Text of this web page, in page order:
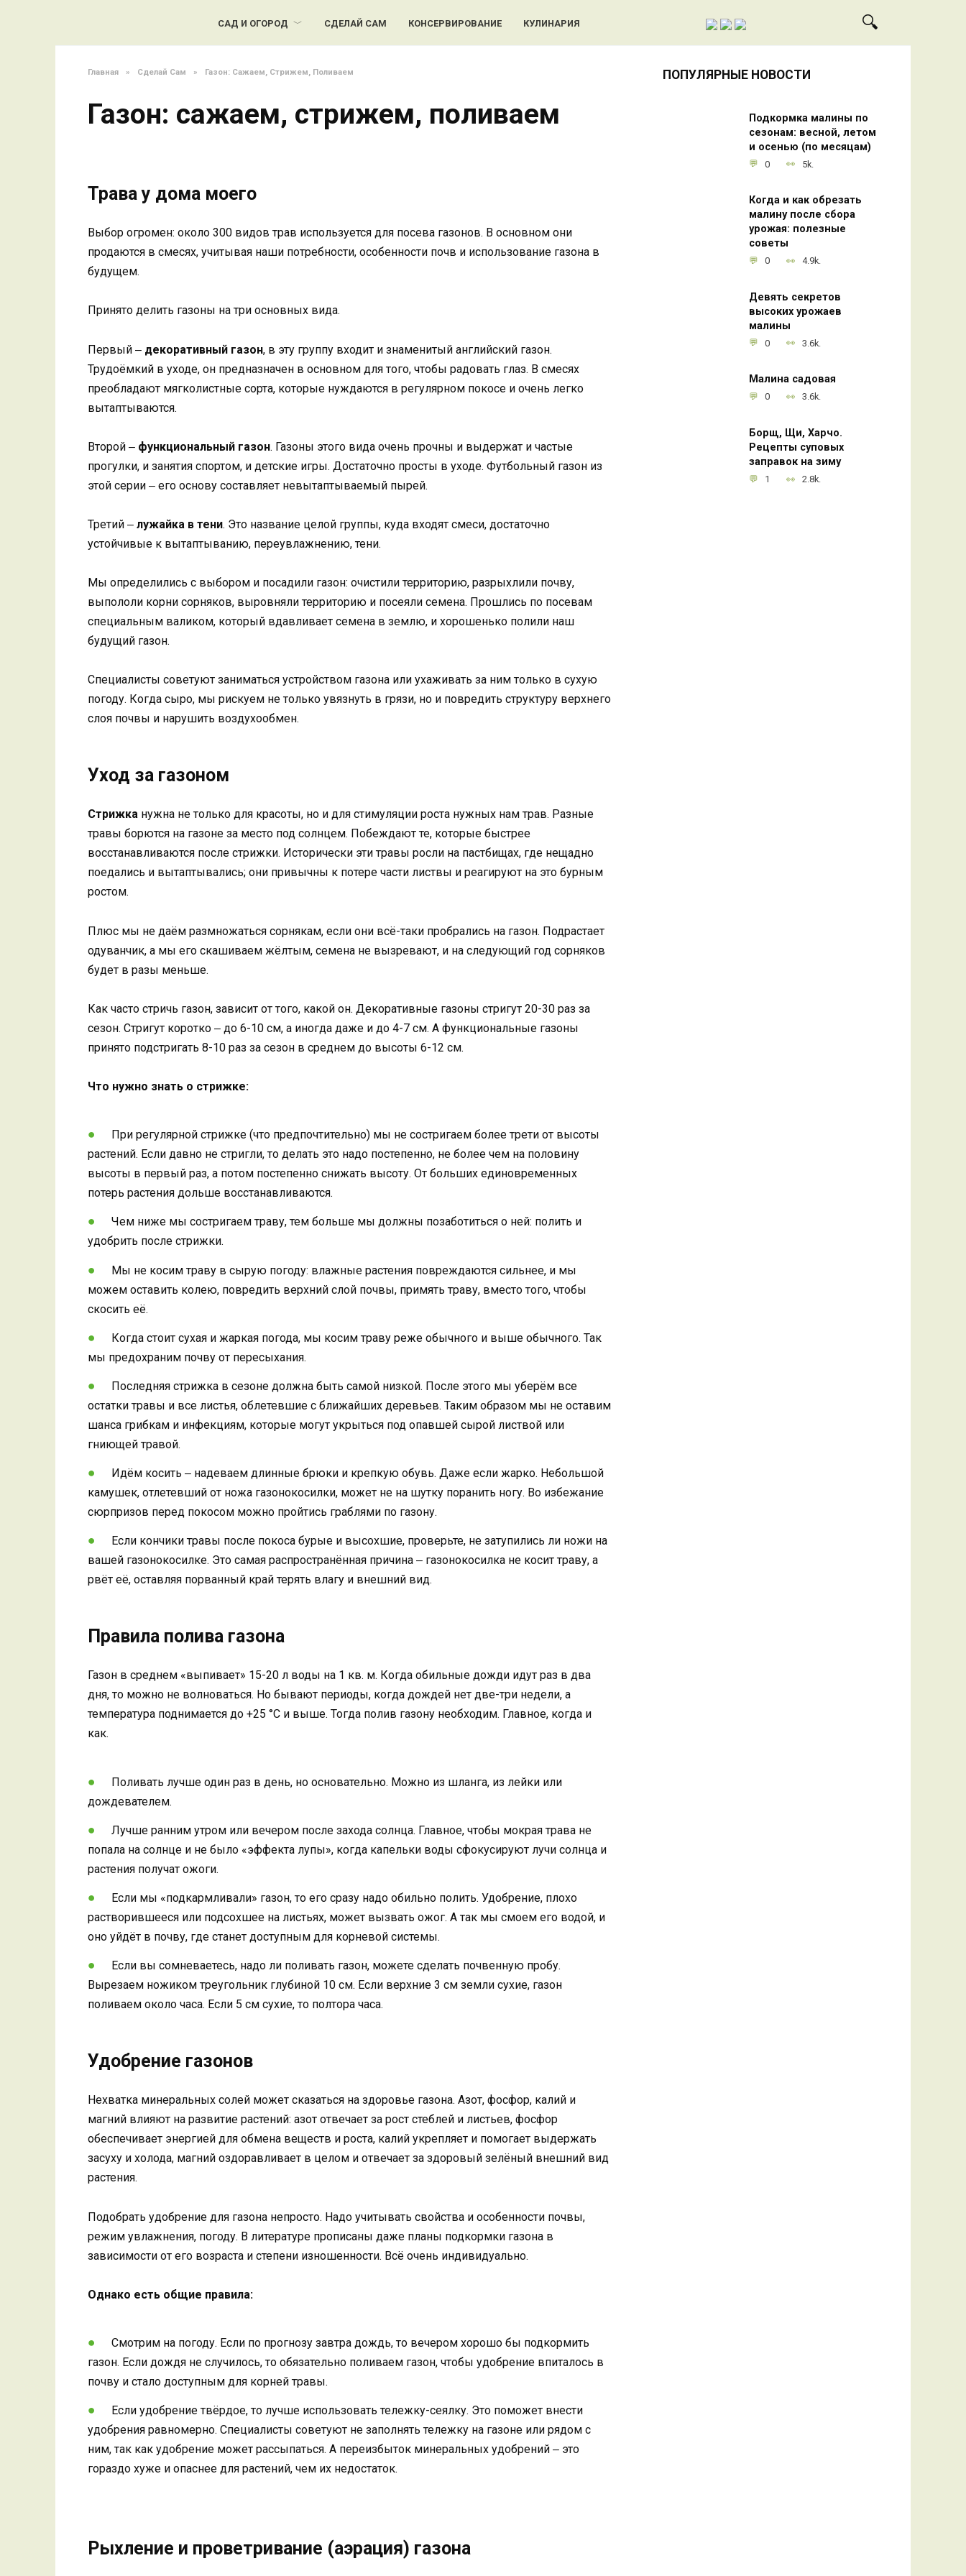
САД И ОГОРОД СДЕЛАЙ САМ КОНСЕРВИРОВАНИЕ КУЛИНАРИЯ
Главная » Сделай Сам » Газон: Сажаем, Стрижем, Поливаем
Газон: сажаем, стрижем, поливаем
Трава у дома моего
Выбор огромен: около 300 видов трав используется для посева газонов. В основном они
продаются в смесях, учитывая наши потребности, особенности почв и использование газона в
будущем.
Принято делить газоны на три основных вида.
Первый ‒ декоративный газон, в эту группу входит и знаменитый английский газон.
Трудоёмкий в уходе, он предназначен в основном для того, чтобы радовать глаз. В смесях
преобладают мягколистные сорта, которые нуждаются в регулярном покосе и очень легко
вытаптываются.
Второй ‒ функциональный газон. Газоны этого вида очень прочны и выдержат и частые
прогулки, и занятия спортом, и детские игры. Достаточно просты в уходе. Футбольный газон из
этой серии ‒ его основу составляет невытаптываемый пырей.
Третий ‒ лужайка в тени. Это название целой группы, куда входят смеси, достаточно
устойчивые к вытаптыванию, переувлажнению, тени.
Мы определились с выбором и посадили газон: очистили территорию, разрыхлили почву,
выпололи корни сорняков, выровняли территорию и посеяли семена. Прошлись по посевам
специальным валиком, который вдавливает семена в землю, и хорошенько полили наш
будущий газон.
Специалисты советуют заниматься устройством газона или ухаживать за ним только в сухую
погоду. Когда сыро, мы рискуем не только увязнуть в грязи, но и повредить структуру верхнего
слоя почвы и нарушить воздухообмен.
Уход за газоном
Стрижка нужна не только для красоты, но и для стимуляции роста нужных нам трав. Разные
травы борются на газоне за место под солнцем. Побеждают те, которые быстрее
восстанавливаются после стрижки. Исторически эти травы росли на пастбищах, где нещадно
поедались и вытаптывались; они привычны к потере части листвы и реагируют на это бурным
ростом.
Плюс мы не даём размножаться сорнякам, если они всё-таки пробрались на газон. Подрастает
одуванчик, а мы его скашиваем жёлтым, семена не вызревают, и на следующий год сорняков
будет в разы меньше.
Как часто стричь газон, зависит от того, какой он. Декоративные газоны стригут 20-30 раз за
сезон. Стригут коротко ‒ до 6-10 см, а иногда даже и до 4-7 см. А функциональные газоны
принято подстригать 8-10 раз за сезон в среднем до высоты 6-12 см.
Что нужно знать о стрижке:
При регулярной стрижке (что предпочтительно) мы не состригаем более трети от высоты
растений. Если давно не стригли, то делать это надо постепенно, не более чем на половину
высоты в первый раз, а потом постепенно снижать высоту. От больших единовременных
потерь растения дольше восстанавливаются.
Чем ниже мы состригаем траву, тем больше мы должны позаботиться о ней: полить и
удобрить после стрижки.
Мы не косим траву в сырую погоду: влажные растения повреждаются сильнее, и мы
можем оставить колею, повредить верхний слой почвы, примять траву, вместо того, чтобы
скосить её.
Когда стоит сухая и жаркая погода, мы косим траву реже обычного и выше обычного. Так
мы предохраним почву от пересыхания.
Последняя стрижка в сезоне должна быть самой низкой. После этого мы уберём все
остатки травы и все листья, облетевшие с ближайших деревьев. Таким образом мы не оставим
шанса грибкам и инфекциям, которые могут укрыться под опавшей сырой листвой или
гниющей травой.
Идём косить ‒ надеваем длинные брюки и крепкую обувь. Даже если жарко. Небольшой
камушек, отлетевший от ножа газонокосилки, может не на шутку поранить ногу. Во избежание
сюрпризов перед покосом можно пройтись граблями по газону.
Если кончики травы после покоса бурые и высохшие, проверьте, не затупились ли ножи на
вашей газонокосилке. Это самая распространённая причина ‒ газонокосилка не косит траву, а
рвёт её, оставляя порванный край терять влагу и внешний вид.
Правила полива газона
Газон в среднем «выпивает» 15-20 л воды на 1 кв. м. Когда обильные дожди идут раз в два
дня, то можно не волноваться. Но бывают периоды, когда дождей нет две-три недели, а
температура поднимается до +25 °С и выше. Тогда полив газону необходим. Главное, когда и
как.
Поливать лучше один раз в день, но основательно. Можно из шланга, из лейки или
дождевателем.
Лучше ранним утром или вечером после захода солнца. Главное, чтобы мокрая трава не
попала на солнце и не было «эффекта лупы», когда капельки воды сфокусируют лучи солнца и
растения получат ожоги.
Если мы «подкармливали» газон, то его сразу надо обильно полить. Удобрение, плохо
растворившееся или подсохшее на листьях, может вызвать ожог. А так мы смоем его водой, и
оно уйдёт в почву, где станет доступным для корневой системы.
Если вы сомневаетесь, надо ли поливать газон, можете сделать почвенную пробу.
Вырезаем ножиком треугольник глубиной 10 см. Если верхние 3 см земли сухие, газон
поливаем около часа. Если 5 см сухие, то полтора часа.
Удобрение газонов
Нехватка минеральных солей может сказаться на здоровье газона. Азот, фосфор, калий и
магний влияют на развитие растений: азот отвечает за рост стеблей и листьев, фосфор
обеспечивает энергией для обмена веществ и роста, калий укрепляет и помогает выдержать
засуху и холода, магний оздоравливает в целом и отвечает за здоровый зелёный внешний вид
растения.
Подобрать удобрение для газона непросто. Надо учитывать свойства и особенности почвы,
режим увлажнения, погоду. В литературе прописаны даже планы подкормки газона в
зависимости от его возраста и степени изношенности. Всё очень индивидуально.
Однако есть общие правила:
Смотрим на погоду. Если по прогнозу завтра дождь, то вечером хорошо бы подкормить
газон. Если дождя не случилось, то обязательно поливаем газон, чтобы удобрение впиталось в
почву и стало доступным для корней травы.
Если удобрение твёрдое, то лучше использовать тележку-сеялку. Это поможет внести
удобрения равномерно. Специалисты советуют не заполнять тележку на газоне или рядом с
ним, так как удобрение может рассыпаться. А переизбыток минеральных удобрений ‒ это
гораздо хуже и опаснее для растений, чем их недостаток.
Рыхление и проветривание (аэрация) газона
ПОПУЛЯРНЫЕ НОВОСТИ
Подкормка малины по
сезонам: весной, летом
и осенью (по месяцам)
0 5k.
Когда и как обрезать
малину после сбора
урожая: полезные
советы
0 4.9k.
Девять секретов
высоких урожаев
малины
0 3.6k.
Малина садовая
0 3.6k.
Борщ, Щи, Харчо.
Рецепты суповых
заправок на зиму
1 2.8k.